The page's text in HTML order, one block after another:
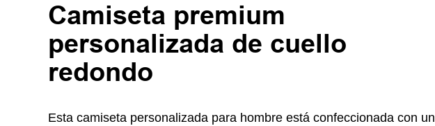
Camiseta premium
personalizada de cuello
redondo
Esta camiseta personalizada para hombre está confeccionada con un